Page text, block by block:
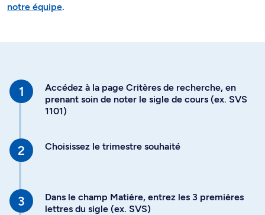
notre équipe.
Accédez à la page Critères de recherche, en
prenant soin de noter le sigle de cours (ex. SVS
1101)
Choisissez le trimestre souhaité
Dans le champ Matière, entrez les 3 premières
lettres du sigle (ex. SVS)